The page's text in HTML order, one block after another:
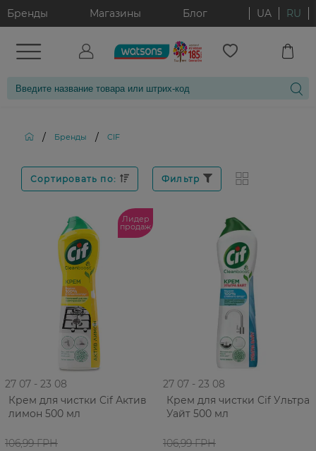
Бренды Магазины Блог UA RU
/ Бренды / CIF
Сортировать по: Фильтр
Лидер
продаж
27 07 - 23 08
Крем для чистки Cif Актив
лимон 500 мл
106,99 ГРН
27 07 - 23 08
Крем для чистки Cif Ультра
Уайт 500 мл
106,99 ГРН